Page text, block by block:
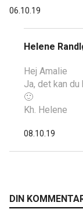
06.10.19
Helene
Hej Amalie
Ja, det kan
🙂
Kh. Helene
08.10.19
DIN